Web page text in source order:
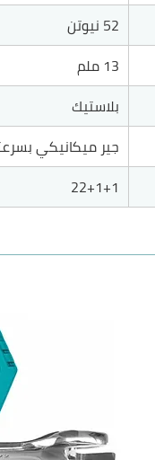
52 نيوتن
13 ملم
بلاستيك
جير ميكانيكي
22+1+1